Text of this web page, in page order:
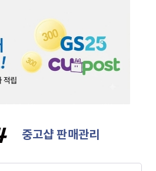
중고샵 판매관리